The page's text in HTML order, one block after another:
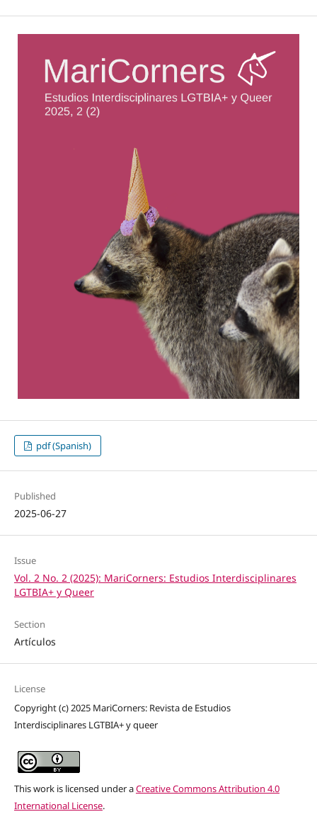
pdf (Spanish)
Published
2025-06-27
Issue
Vol. 2 No. 2 (2025): MariCorners: Estudios Interdisciplinares
LGTBIA+ y Queer
Section
Artículos
License
Copyright (c) 2025 MariCorners: Revista de Estudios
Interdisciplinares LGTBIA+ y queer
This work is licensed under aCreative Commons Attribution 4.0
International License.